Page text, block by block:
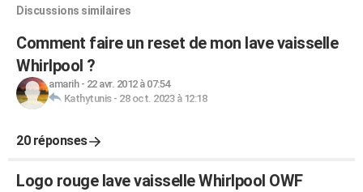
Discussions similaires
Comment faire un reset de mon lave vaisselle
Whirlpool ?
amarih- 22 avr. 2012 à 07:54
Kathytunis- 28 oct. 2023 à 12:18
20 réponses
Logo rouge lave vaisselle Whirlpool OWF